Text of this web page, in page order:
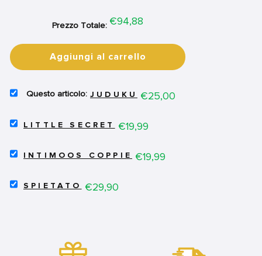
Prezzo Totale: Price
€94,88
Aggiungi al carrello
SELECT
BUNDLE
JUDUKU Price
€25,00
SELECT
FOR
LITTLE SECRET Price
€19,99
SELECT
FOR
INTIMOOS COPPIE Price
€19,99
SELECT
SPIETATO Price
€29,90